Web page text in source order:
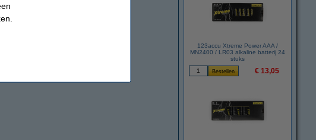
123accu Xtreme Power AAA /
MN2400 / LR03 alkaline batterij 24
stuks
€ 13,05